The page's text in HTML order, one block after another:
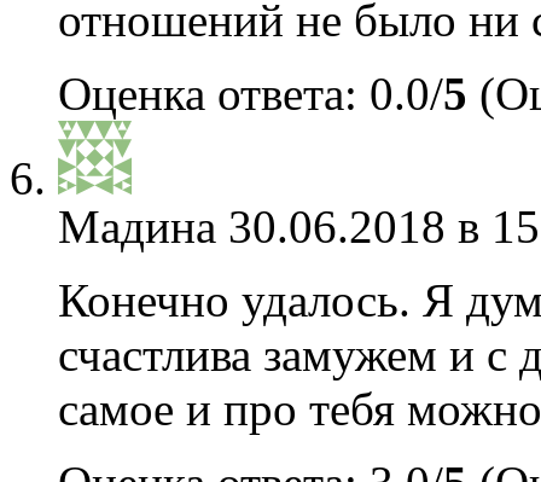
отношений не было ни
Оценка ответа: 0.0/5
Мадина 30.06.2018 в
Конечно удалось. Я
счастлива замужем и
самое и про тебя